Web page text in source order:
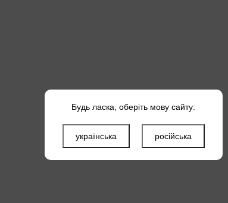
Будь ласка, оберіть мову сайту:
українська російська